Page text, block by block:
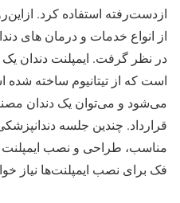
ازدست‌رفته استفاده کرد.
از انواع خدمات و درمان های
در نظر گرفت. ایمپلنت دندان
است که از تیتانیوم ساخته
می‌شود و می‌توان یک دندان
قرارداد. چندین جلسه
مناسب، طراحی و نصب ایمپلنت
فک برای نصب ایمپلنت‌ها نیاز